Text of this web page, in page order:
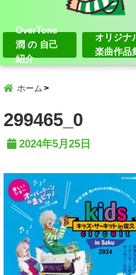
OverTone
潤 の 自己
紹介
オリジナ
楽曲作品
ホーム
299465_0
2024年5月25日